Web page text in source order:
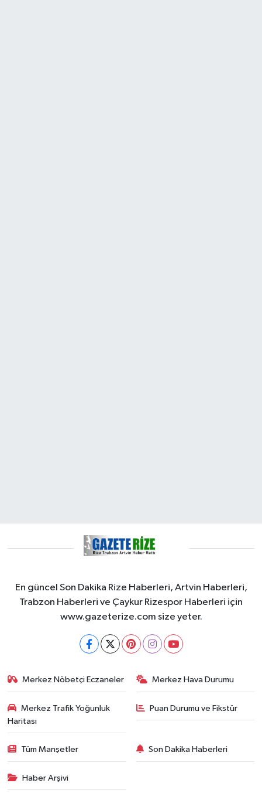
En güncel Son Dakika Rize Haberleri, Artvin Haberleri,
Trabzon Haberleri ve Çaykur Rizespor Haberleri için
www.gazeterize.com size yeter.
Merkez Nöbetçi Eczaneler Merkez Hava Durumu
Merkez Trafik Yoğunluk
Haritası
Puan Durumu ve Fikstür
Tüm Manşetler Son Dakika Haberleri
Haber Arşivi